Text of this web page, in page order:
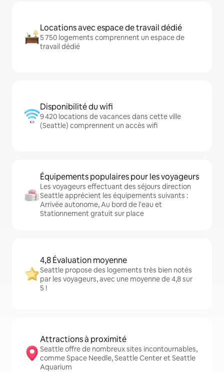
Locations avec espace de travail dédié
5 750 logements comprennent un espace de
travail dédié
Disponibilité du wifi
9 420 locations de vacances dans cette ville
(Seattle) comprennent un accès wifi
Équipements populaires pour les voyageurs
Les voyageurs effectuant des séjours direction
Seattle apprécient les équipements suivants :
Arrivée autonome, Au bord de l'eau et
Stationnement gratuit sur place
4,8 Évaluation moyenne
Seattle propose des logements très bien notés
par les voyageurs, avec une moyenne de 4,8 sur
5 !
Attractions à proximité
Seattle offre de nombreux sites incontournables,
comme Space Needle, Seattle Center et Seattle
Aquarium